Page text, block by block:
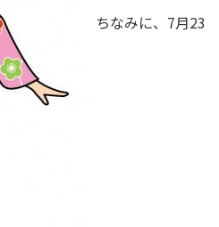
ちなみに、7月23